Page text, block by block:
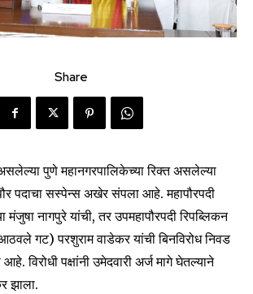
Share
पुणे महानगरपालिकेच्या रिक्त असलेल्या
पदाचा सस्पेन्स अखेर संपला आहे. महापौरपदी
मंजुषा नागपुरे यांची, तर उपमहापौरपदी रिपब्लिकन
गट) परशुराम वाडेकर यांची बिनविरोध निवड
विरोधी पक्षांनी उमेदवारी अर्ज मागे घेतल्याने
झाला.